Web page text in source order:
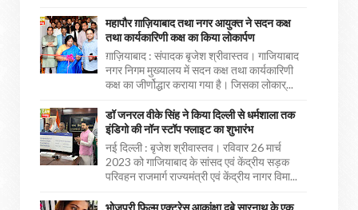
महापौर ग़ाज़ियाबाद तथा नगर आयुक्त ने सदन कक्ष
तथा कार्यकारिणी कक्ष का किया लोकार्पण
ग़ाज़ियाबाद : संपादक बृजेश श्रीवास्तव। गाजियाबाद
नगर निगम मुख्यालय में सदन कक्ष तथा कार्यकारिणी
कक्ष का जीर्णोद्धार कराया गया है। जिसका लोकार्...
डॉ जनरल वीके सिंह ने किया दिल्ली से धर्मशाला तक
इंडिगो की नॉन स्टॉप फ्लाइट का शुभारंभ
नई दिल्ली : बृजेश श्रीवास्तव। रविवार 26 मार्च
2023 को गाजियाबाद के सांसद एवं केंद्रीय सड़क
परिवहन राजमार्ग राज्यमंत्री एवं केंद्रीय नागर विमा...
भोजपुरी फिल्म एक्ट्रेस आकांक्षा दुबे सारनाथ के एक